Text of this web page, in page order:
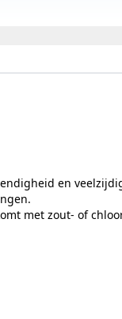
en
met zout- of